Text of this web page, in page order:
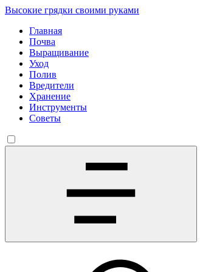
Высокие грядки своими руками
Главная
Почва
Выращивание
Уход
Полив
Вредители
Хранение
Инструменты
Советы